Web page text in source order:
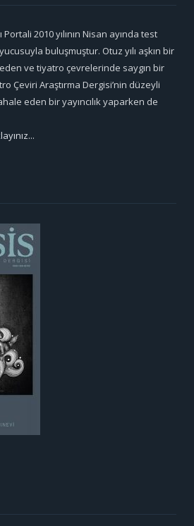
2010 yılının Nisan ayında test
buluşmuştur. Otuz yılı aşkın bir
ve tiyatro çevrelerinde saygın bir
Çeviri Araştırma Dergisi’nin düzeyli
eden bir yayıncılık yaparken de